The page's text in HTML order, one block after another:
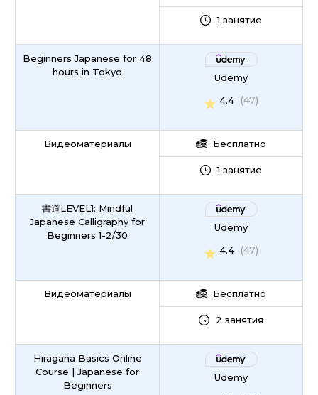
1 занятие
Beginners Japanese for 48
hours in Tokyo
Видеоматериалы
Udemy
4.4
(47)
Бесплатно
1 занятие
書道LEVEL1: Mindful
Japanese Calligraphy for
Beginners 1-2/30
Видеоматериалы
Udemy
4.4
(47)
Бесплатно
2 занятия
Hiragana Basics Online
Course | Japanese for
Beginners
Udemy